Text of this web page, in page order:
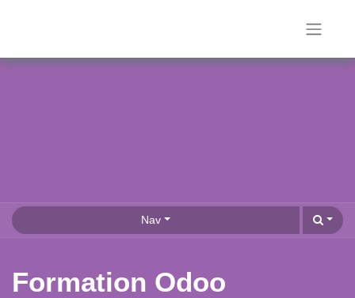
Nav
Formation Odoo